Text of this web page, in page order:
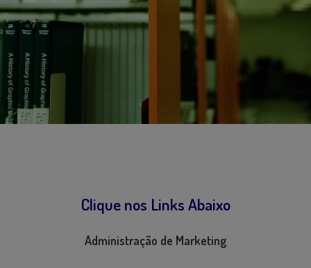
Clique nos Links Abaixo
Administração de Marketing